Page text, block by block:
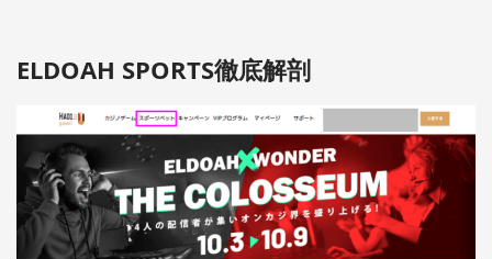
ELDOAH SPORTS徹底解剖